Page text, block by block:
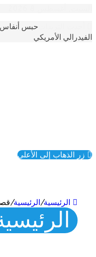
حبس أنفاس
الفيدرالي الأمريكي
الرئيسية/الرئيسية/
زر الذهاب إلى الأعلى